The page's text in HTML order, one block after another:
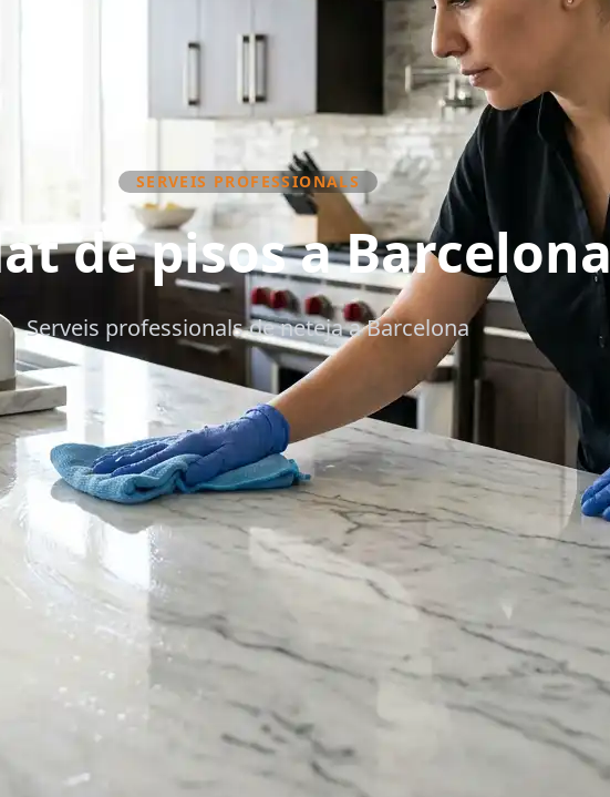
SERVEIS PROFESSIONALS
de pisos a Barcelona
Serveis professionals de neteja a Barcelona